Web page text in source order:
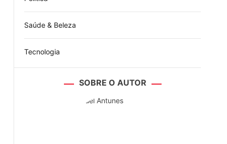
Saúde & Beleza
Tecnologia
SOBRE O AUTOR